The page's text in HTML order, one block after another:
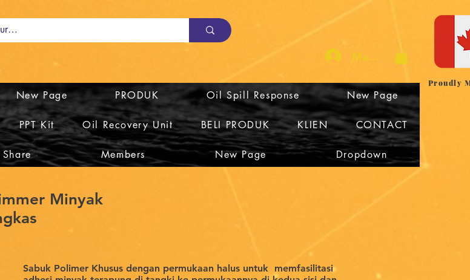
Masuk
New Page PRODUK Oil Spill Response New Page
PPT Kit Oil Recovery Unit BELI PRODUK KLIEN CONTACT
Members New Page Dropdown
Proudly
Minyak
Sabuk Polimer Khusus dengan permukaan halus untuk memfasilitasi